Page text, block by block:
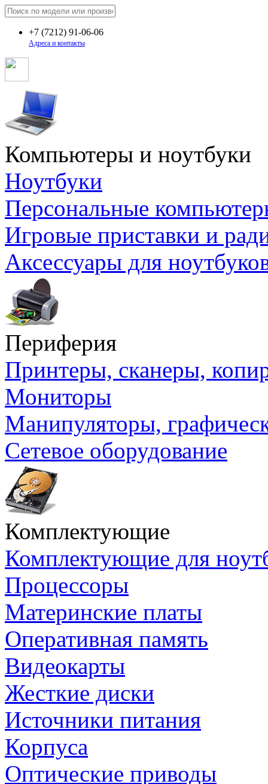
+7 (7212) 91-06-06
Адреса и контакты
Компьютеры и ноутбуки
Ноутбуки
Персональные
Игровые приставки и
Аксессуары для
Периферия
Принтеры, сканеры,
Мониторы
Манипуляторы,
Сетевое оборудование
Комплектующие
Комплектующие для
Процессоры
Материнские платы
Оперативная память
Видеокарты
Жесткие диски
Источники питания
Корпуса
Оптические приводы